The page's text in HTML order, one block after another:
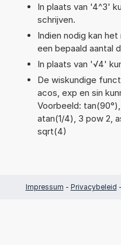
In plaats van '4^3'
schrijven.
Indien nodig kan
een bepaald aantal
In plaats van '√4'
De wiskundige
acos, exp en sin
Voorbeeld:
atan(1/4), 3 pow 2,
sqrt(4)
Impressum - Privacybeleid